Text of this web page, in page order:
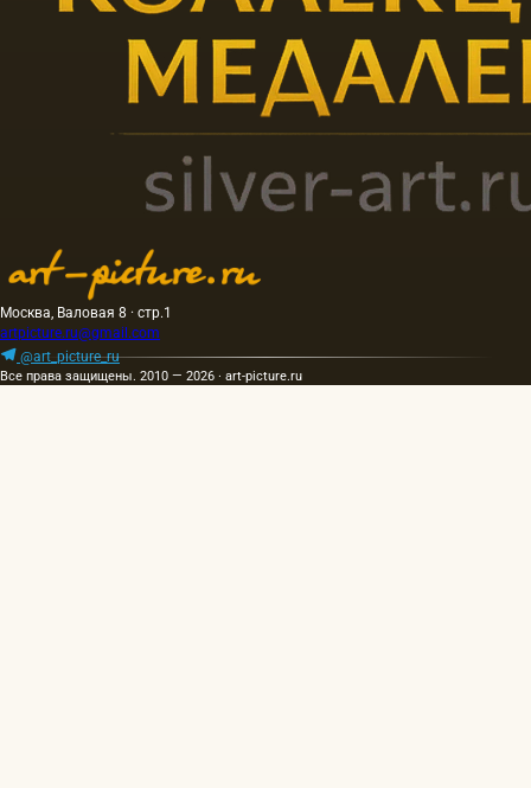
Москва, Валовая 8 · стр.1
artpicture.ru@gmail.com
@art_picture_ru
Все права защищены. 2010 — 2026 · art-picture.ru